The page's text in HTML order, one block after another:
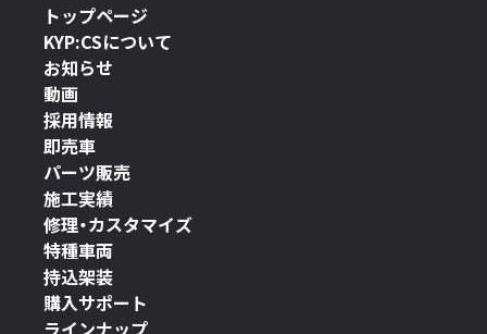
トップページ
KYP:CSについて
お知らせ
動画
採用情報
即売車
パーツ販売
施工実績
修理・カスタマイズ
特種車両
持込架装
購入サポート
ラインナップ